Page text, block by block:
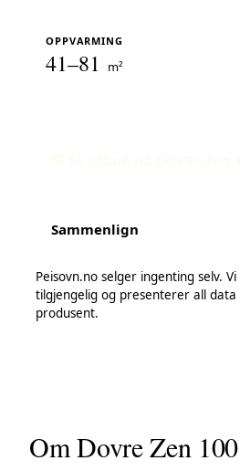
OPPVARMING
41–81 m²
Sammenlign
Peisovn.no selger ingenting selv.
tilgjengelig og presenterer all data
produsent.
Om Dovre Zen